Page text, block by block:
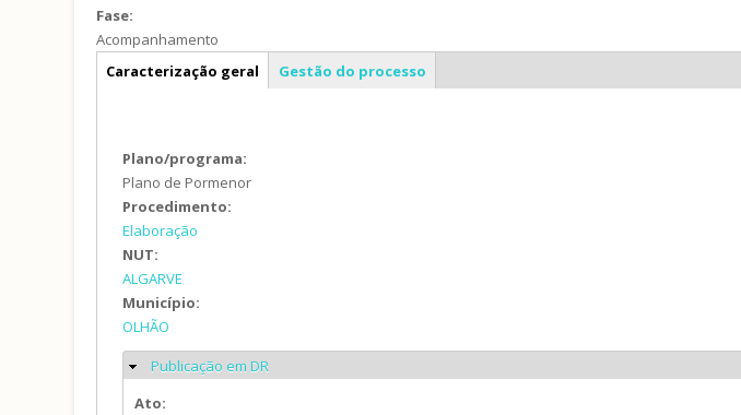
Fase:
Acompanhamento
Info geral
Caracterização geral Gestão do processo
Plano/programa:
Plano de Pormenor
Procedimento:
Elaboração
NUT:
ALGARVE
Município:
OLHÃO
Ocultar
Publicação em DR
Ato: